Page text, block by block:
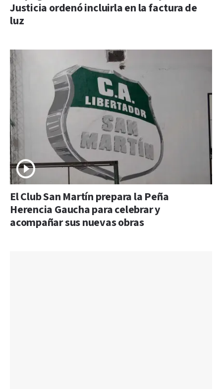
Justicia ordenó incluirla en la factura de
luz
El Club San Martín prepara la Peña
Herencia Gaucha para celebrar y
acompañar sus nuevas obras